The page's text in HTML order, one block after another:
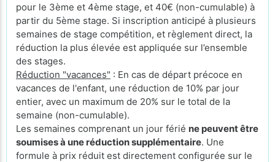
pour le 3ème et 4ème stage, et 40€ (non-cumulable) à
partir du 5ème stage. Si inscription anticipé à plusieurs
semaines de stage compétition, et règlement direct, la
réduction la plus élevée est appliquée sur l’ensemble
des stages.
Réduction "vacances" : En cas de départ précoce en
vacances de l'enfant, une réduction de 10% par jour
entier, avec un maximum de 20% sur le total de la
semaine (non-cumulable).
Les semaines comprenant un jour férié ne peuvent être
soumises à une réduction supplémentaire. Une
formule à prix réduit est directement configurée sur le